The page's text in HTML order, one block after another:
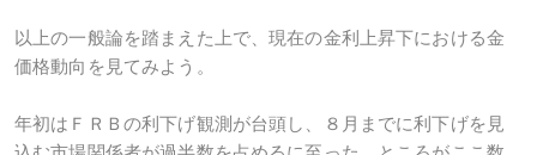
以上の一般論を踏まえた上で、現在の金利上昇下における金
価格動向を見てみよう。
年初はＦＲＢの利下げ観測が台頭し、８月までに利下げを見